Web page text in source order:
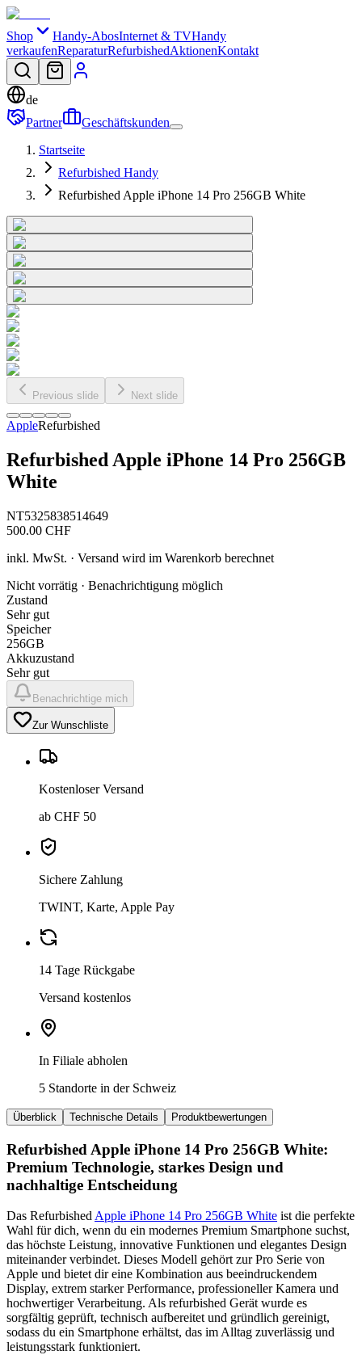
Shop Handy-AbosInternet & TVHandy
verkaufenReparaturRefurbishedAktionenKontakt
de
Partner
Geschäftskunden
Startseite
Refurbished Handy
Refurbished Apple iPhone 14 Pro 256GB White
Previous slide Next slide
AppleRefurbished
Refurbished Apple iPhone 14 Pro 256GB
White
NT5325838514649
500.00 CHF
inkl. MwSt. · Versand wird im Warenkorb berechnet
Nicht vorrätig · Benachrichtigung möglich
Zustand
Sehr gut
Speicher
256GB
Akkuzustand
Sehr gut
Benachrichtige mich
Zur Wunschliste
Kostenloser Versand
ab CHF 50
Sichere Zahlung
TWINT, Karte, Apple Pay
14 Tage Rückgabe
Versand kostenlos
In Filiale abholen
5 Standorte in der Schweiz
Überblick Technische Details Produktbewertungen
Refurbished Apple iPhone 14 Pro 256GB White:
Premium Technologie, starkes Design und
nachhaltige Entscheidung
Das Refurbished Apple iPhone 14 Pro 256GB White ist die perfekte
Wahl für dich, wenn du ein modernes Premium Smartphone suchst,
das höchste Leistung, innovative Funktionen und elegantes Design
miteinander verbindet. Dieses Modell gehört zur Pro Serie von
Apple und bietet dir eine Kombination aus beeindruckendem
Display, extrem starker Performance, professioneller Kamera und
hochwertiger Verarbeitung. Als refurbished Gerät wurde es
sorgfältig geprüft, technisch aufbereitet und gründlich gereinigt,
sodass du ein Smartphone erhältst, das im Alltag zuverlässig und
leistungsstark funktioniert.